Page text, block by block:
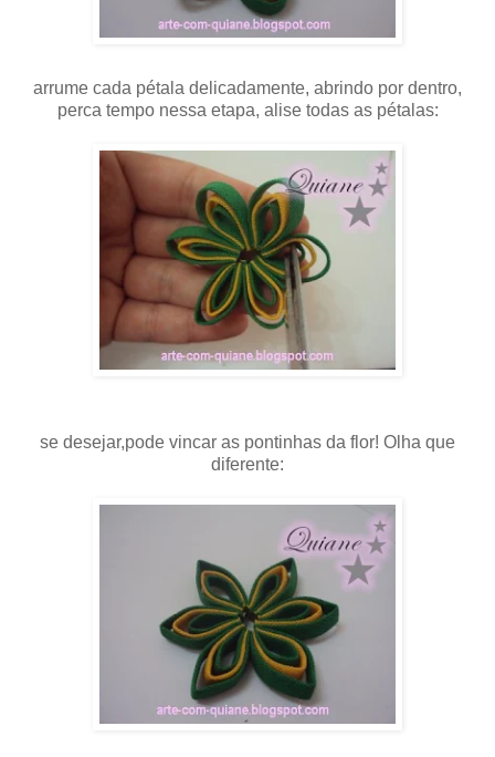
arrume cada pétala delicadamente, abrindo por dentro,
perca tempo nessa etapa, alise todas as pétalas:
se desejar,pode vincar as pontinhas da flor! Olha que
diferente: